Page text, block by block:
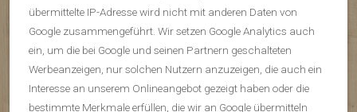
übermittelte IP-Adresse wird nicht mit anderen Daten von
Google zusammengeführt. Wir setzen Google Analytics auch
ein, um die bei Google und seinen Partnern geschalteten
Werbeanzeigen, nur solchen Nutzern anzuzeigen, die auch ein
Interesse an unserem Onlineangebot gezeigt haben oder die
bestimmte Merkmale erfüllen, die wir an Google übermitteln